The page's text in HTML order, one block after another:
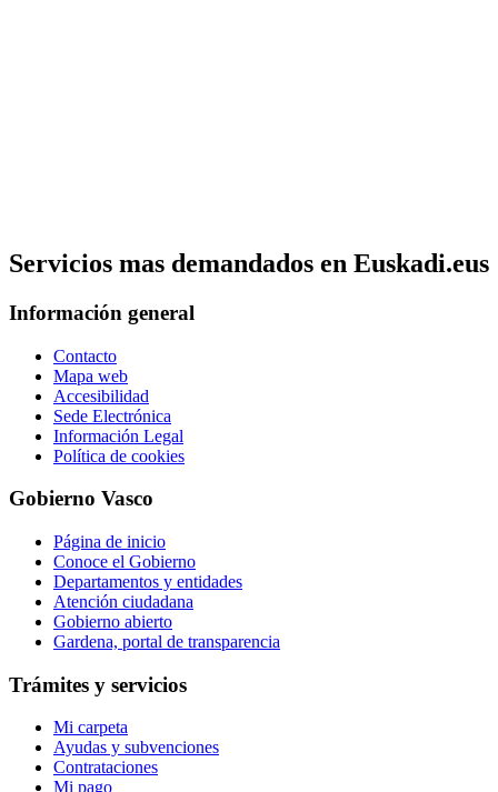
Servicios mas demandados en Euskadi.eus
Información general
Contacto
Mapa web
Accesibilidad
Sede Electrónica
Información Legal
Política de cookies
Gobierno Vasco
Página de inicio
Conoce el Gobierno
Departamentos y entidades
Atención ciudadana
Gobierno abierto
Gardena, portal de transparencia
Trámites y servicios
Mi carpeta
Ayudas y subvenciones
Contrataciones
Mi pago